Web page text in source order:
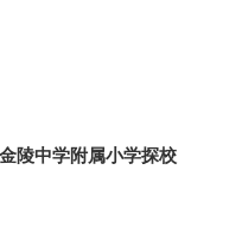
陵中学附属小学探校